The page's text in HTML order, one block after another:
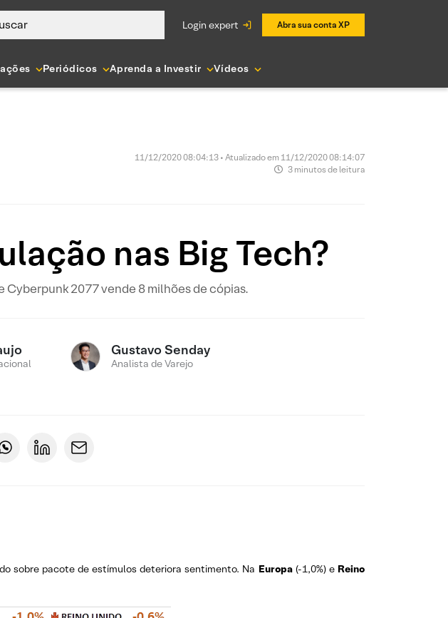
login expert Abra sua conta XP
Periódicos Aprenda a Investir Vídeos
11/12/2020 08:04:13 • Atualizado em 11/12/2020 08:14:07
3 minutos de leitura
nas Big Tech?
Cyberpunk 2077 vende 8 milhões de cópias.
Gustavo Senday
Analista de Varejo
sobre pacote de estímulos deteriora sentimento. Na Europa(-1,0%) e Reino